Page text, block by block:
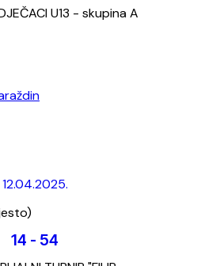
U13 - skupina A
12.04.2025.
14 - 54